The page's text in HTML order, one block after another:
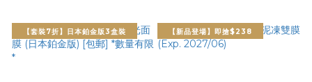
【套裝7折】日本鉑金版3盒裝 【新品登場】即搶$238